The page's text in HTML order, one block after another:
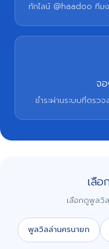
ทักไลน์ @haadoo ทีม
จ
ชำระผ่านระบบที่ตรว
เลื
เลือกดูพูลวิ
พูลวิลล่านครนายก